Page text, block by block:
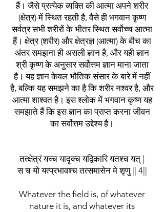
हैं। जैसे प्रत्येक व्यक्ति की आत्मा अपने शरीर
(क्षेत्र) में स्थित रहती है, वैसे ही भगवान कृष्ण
सर्वत्र सभी शरीरों के भीतर स्थित सर्वोच्च आत्मा
हैं। क्षेत्र (शरीर) और क्षेत्रज्ञ (आत्मा) के बीच का
अंतर समझना ही असली ज्ञान है, और यही ज्ञान
श्री कृष्ण के अनुसार सर्वोत्तम ज्ञान माना जाता
है। यह ज्ञान केवल भौतिक संसार के बारे में नहीं
है, बल्कि यह समझने का है कि शरीर नश्वर है, और
आत्मा शाश्वत है। इस श्लोक में भगवान कृष्ण यह
समझाते हैं कि इस ज्ञान का प्राप्त करना जीवन
का सर्वोत्तम उद्देश्य है।
तत्क्षेत्रं यच्च यादृक्च यद्विकारि यतश्च यत् |
स च यो यत्प्रभावश्च तत्समासेन मे शृणु || 4||
Whatever the field is, of whatever
nature it is, and whatever its